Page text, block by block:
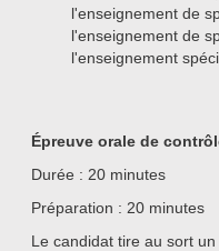
l'enseignement de
l'enseignement de
l'enseignement
Épreuve orale de
Durée : 20 minutes
Préparation : 20 minutes
Le candidat tire au sort